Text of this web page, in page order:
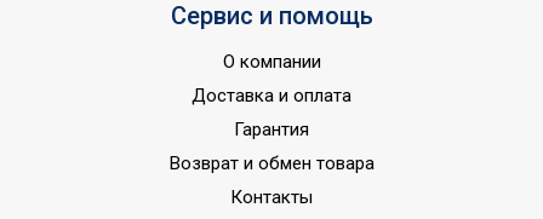
Сервис и помощь
О компании
Доставка и оплата
Гарантия
Возврат и обмен товара
Контакты